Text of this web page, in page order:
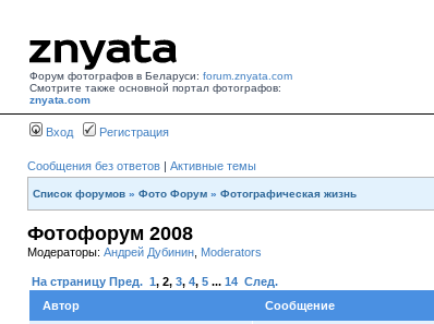
Форум фотографов в Беларуси: forum.znyata.com
Смотрите также основной портал фотографов:
znyata.com
Вход Регистрация
Сообщения без ответов | Активные темы
Список форумов » Фото Форум » Фотографическая жизнь
Фотофорум 2008
Модераторы: Андрей Дубинин Moderators
На страницу Пред. 1, 2, 3, 4, 5 ... 14 След.
Автор
Сообщение